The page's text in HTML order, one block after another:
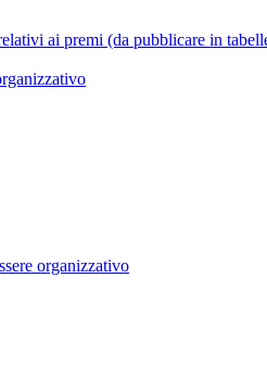
ai premi (da pubblicare in
organizzativo